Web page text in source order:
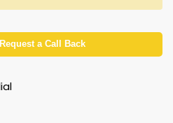
a Call Back